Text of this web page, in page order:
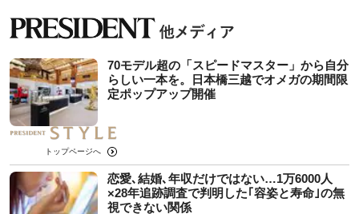
70モデル超の「スピードマスター」から自分
らしい一本を。日本橋三越でオメガの期間限
定ポップアップ開催
トップページへ
恋愛､結婚､年収だけではない…1万6000人
×28年追跡調査で判明した｢容姿と寿命｣の無
視できない関係